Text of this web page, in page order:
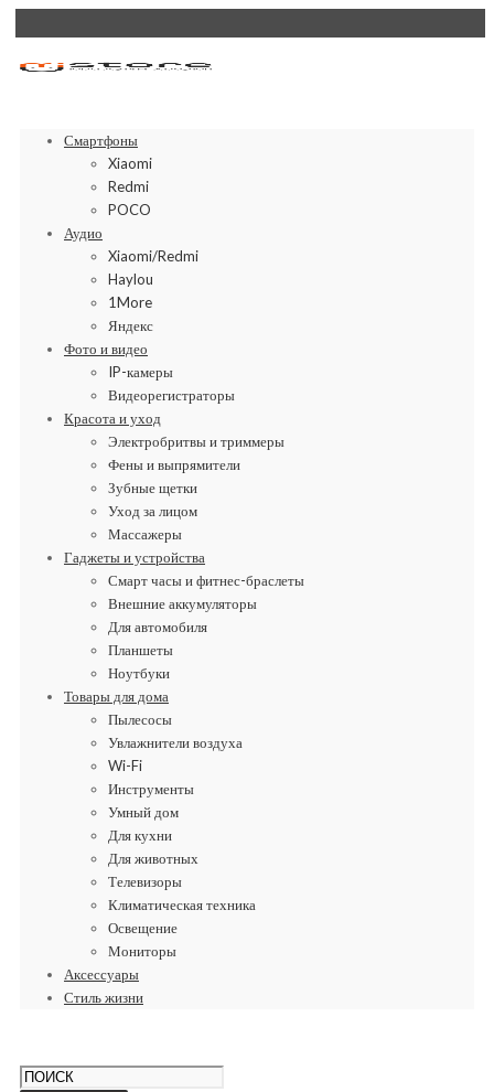
Смартфоны
Xiaomi
Redmi
POCO
Аудио
Xiaomi/Redmi
Haylou
1More
Яндекс
Фото и видео
IP-камеры
Видеорегистраторы
Красота и уход
Электробритвы и триммеры
Фены и выпрямители
Зубные щетки
Уход за лицом
Массажеры
Гаджеты и устройства
Смарт часы и фитнес-браслеты
Внешние аккумуляторы
Для автомобиля
Планшеты
Ноутбуки
Товары для дома
Пылесосы
Увлажнители воздуха
Wi-Fi
Инструменты
Умный дом
Для кухни
Для животных
Телевизоры
Климатическая техника
Освещение
Мониторы
Аксессуары
Стиль жизни